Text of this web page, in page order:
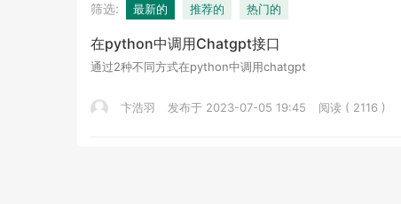
筛选: 最新的 推荐的 热门的
在python中调用Chatgpt接口
通过2种不同方式在python中调用chatgpt
卞浩羽 发布于 2023-07-05 19:45 阅读 ( 2116 )